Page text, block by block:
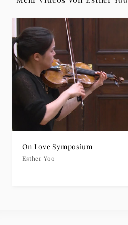
On Love Symposium
Esther Yoo